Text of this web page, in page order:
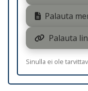
Palauta
Palauta
Sinulla ei ole